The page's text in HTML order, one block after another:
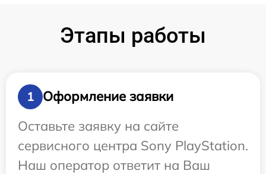
Этапы работы
1
Оформление заявки
Оставьте заявку на сайте
сервисного центра Sony PlayStation.
Наш оператор ответит на Ваш